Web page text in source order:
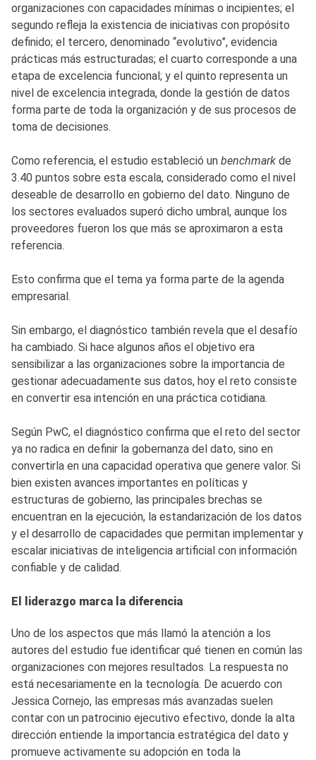
organizaciones con capacidades mínimas o incipientes; el
segundo refleja la existencia de iniciativas con propósito
definido; el tercero, denominado “evolutivo”, evidencia
prácticas más estructuradas; el cuarto corresponde a una
etapa de excelencia funcional; y el quinto representa un
nivel de excelencia integrada, donde la gestión de datos
forma parte de toda la organización y de sus procesos de
toma de decisiones.
Como referencia, el estudio estableció un benchmark de
3.40 puntos sobre esta escala, considerado como el nivel
deseable de desarrollo en gobierno del dato. Ninguno de
los sectores evaluados superó dicho umbral, aunque los
proveedores fueron los que más se aproximaron a esta
referencia.
Esto confirma que el tema ya forma parte de la agenda
empresarial.
Sin embargo, el diagnóstico también revela que el desafío
ha cambiado. Si hace algunos años el objetivo era
sensibilizar a las organizaciones sobre la importancia de
gestionar adecuadamente sus datos, hoy el reto consiste
en convertir esa intención en una práctica cotidiana.
Según PwC, el diagnóstico confirma que el reto del sector
ya no radica en definir la gobernanza del dato, sino en
convertirla en una capacidad operativa que genere valor. Si
bien existen avances importantes en políticas y
estructuras de gobierno, las principales brechas se
encuentran en la ejecución, la estandarización de los datos
y el desarrollo de capacidades que permitan implementar y
escalar iniciativas de inteligencia artificial con información
confiable y de calidad.
El liderazgo marca la diferencia
Uno de los aspectos que más llamó la atención a los
autores del estudio fue identificar qué tienen en común las
organizaciones con mejores resultados. La respuesta no
está necesariamente en la tecnología. De acuerdo con
Jessica Cornejo, las empresas más avanzadas suelen
contar con un patrocinio ejecutivo efectivo, donde la alta
dirección entiende la importancia estratégica del dato y
promueve activamente su adopción en toda la